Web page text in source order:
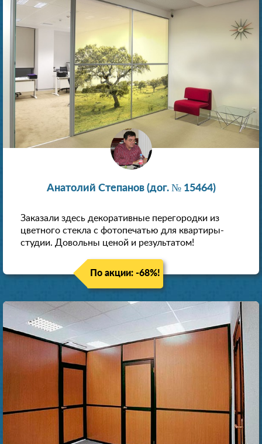
Анатолий Степанов (дог. № 15464)
Заказали здесь декоративные перегородки из
цветного стекла с фотопечатью для квартиры-
студии. Довольны ценой и результатом!
По акции: -68%!